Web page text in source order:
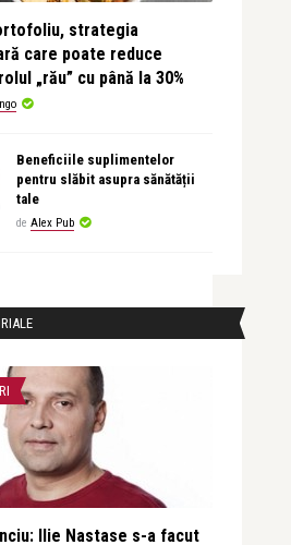
strategia
care poate reduce
„rău” cu până la 30%
Beneficiile suplimentelor
pentru slăbit asupra sănătății
tale
de Alex Pub
Ilie Nastase s-a facut